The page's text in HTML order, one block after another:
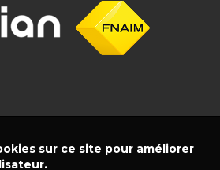
sur ce site pour améliorer